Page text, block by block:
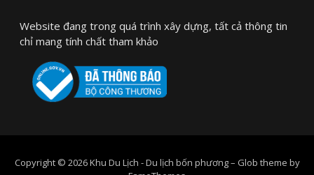
Website đang trong quá trình xây dựng, tất cả thông tin
chỉ mang tính chất tham khảo
Copyright © 2026 Khu Du Lịch - Du lịch bốn phương– Glob theme by